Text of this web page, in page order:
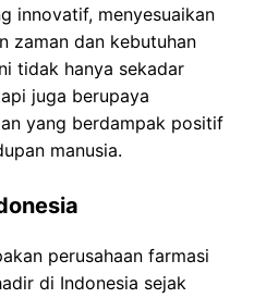
innovatif, menyesuaikan
zaman dan kebutuhan
tidak hanya sekadar
juga berupaya
yang berdampak positif
manusia.
perusahaan farmasi
di Indonesia sejak